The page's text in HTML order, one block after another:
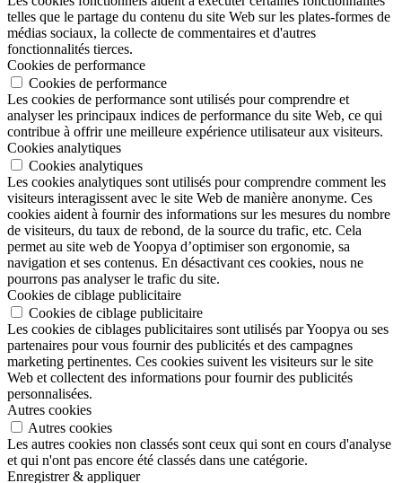
telles que le partage du contenu du site Web sur les plates-formes de
médias sociaux, la collecte de commentaires et d'autres
fonctionnalités tierces.
Cookies de performance
Cookies de performance
Les cookies de performance sont utilisés pour comprendre et
analyser les principaux indices de performance du site Web, ce qui
contribue à offrir une meilleure expérience utilisateur aux visiteurs.
Cookies analytiques
Cookies analytiques
Les cookies analytiques sont utilisés pour comprendre comment les
visiteurs interagissent avec le site Web de manière anonyme. Ces
cookies aident à fournir des informations sur les mesures du nombre
de visiteurs, du taux de rebond, de la source du trafic, etc. Cela
permet au site web de Yoopya d’optimiser son ergonomie, sa
navigation et ses contenus. En désactivant ces cookies, nous ne
pourrons pas analyser le trafic du site.
Cookies de ciblage publicitaire
Cookies de ciblage publicitaire
Les cookies de ciblages publicitaires sont utilisés par Yoopya ou ses
partenaires pour vous fournir des publicités et des campagnes
marketing pertinentes. Ces cookies suivent les visiteurs sur le site
Web et collectent des informations pour fournir des publicités
personnalisées.
Autres cookies
Autres cookies
Les autres cookies non classés sont ceux qui sont en cours d'analyse
et qui n'ont pas encore été classés dans une catégorie.
Enregistrer & appliquer